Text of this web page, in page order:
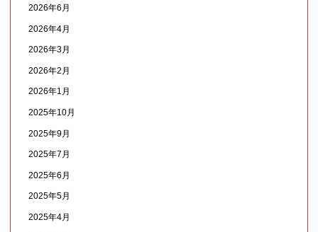
2026年6月
2026年4月
2026年3月
2026年2月
2026年1月
2025年10月
2025年9月
2025年7月
2025年6月
2025年5月
2025年4月